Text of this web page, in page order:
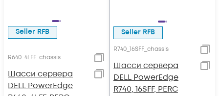
Seller RFB
R640_4LFF_chassis
Шасси сервера
DELL PowerEdge
Seller RFB
R740_16SFF_chassis
Шасси сервера
DELL PowerEdge
R740, 16SFF, PERC